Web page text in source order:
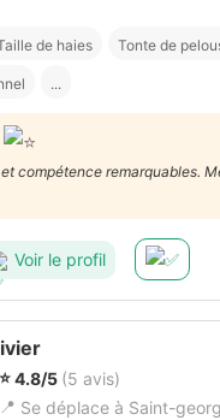
de haies Tonte de
...
et compétence remarquables.
Voir le profil
4.8/5 (5 avis)
Se déplace à Saint-